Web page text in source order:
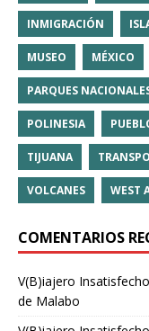
INMIGRACIÓN
MUSEO MÉXICO
PARQUES
POLINESIA
TIJUANA
VOLCANES WEST
COMENTARIOS
V(B)iajero Insatisfecho
de Malabo